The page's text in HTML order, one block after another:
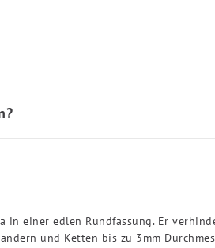
einer edlen Rundfassung. Er
und Ketten bis zu 3mm